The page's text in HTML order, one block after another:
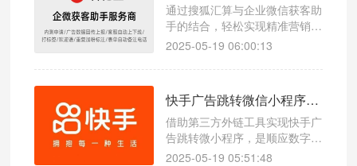
通过搜狐汇算与企业微信获客助
手的结合，轻松实现精准营销，
快速提升品牌曝光和客户获取效
2025-05-19 06:00:13
快手广告跳转微信小程序怎么高效引流?
借助第三方外链工具实现快手广
告跳转微小程序，是顺应数字化
营销趋势的明智之举。它突破了
2025-05-19 05:51:48